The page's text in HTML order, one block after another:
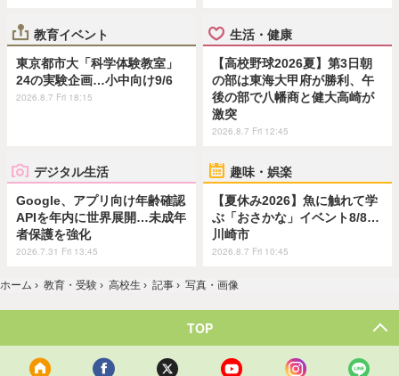
教育イベント
東京都市大「科学体験教室」
24の実験企画…小中向け9/6
2026.8.7 Fri 18:15
生活・健康
【高校野球2026夏】第3日朝
の部は東海大甲府が勝利、午
後の部で八幡商と健大高崎が
激突
2026.8.7 Fri 12:45
デジタル生活
Google、アプリ向け年齢確認
APIを年内に世界展開…未成年
者保護を強化
2026.7.31 Fri 13:45
趣味・娯楽
【夏休み2026】魚に触れて学
ぶ「おさかな」イベント8/8…
川崎市
2026.8.7 Fri 10:45
ホーム › 教育・受験 › 高校生 › 記事 › 写真・画像
TOP